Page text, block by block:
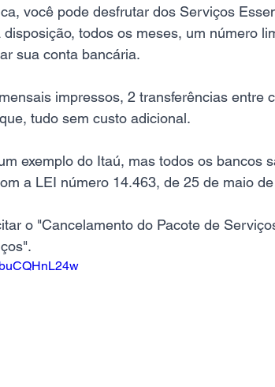
você pode desfrutar dos Serviços
todos os meses, um número
sua conta bancária.
impressos, 2 transferências entre
tudo sem custo adicional.
exemplo do Itaú, mas todos os bancos
a LEI número 14.463, de 25 de maio
o "Cancelamento do Pacote de